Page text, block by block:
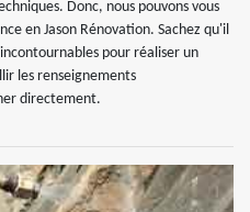
Donc, nous pouvons vous
en Jason Rénovation. Sachez qu'il
pour réaliser un
les renseignements
directement.